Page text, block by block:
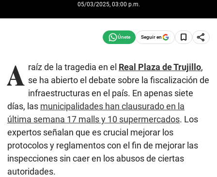
05/03/2025, 03:00 p.m.
Seguir en
A raíz de la tragedia en el Real Plaza de Trujillo,
se ha abierto el debate sobre la fiscalización de
infraestructuras en el país. En apenas siete
días, las municipalidades han clausurado en la
última semana 17 malls y 10 supermercados. Los
expertos señalan que es crucial mejorar los
protocolos y reglamentos con el fin de mejorar las
inspecciones sin caer en los abusos de ciertas
autoridades.